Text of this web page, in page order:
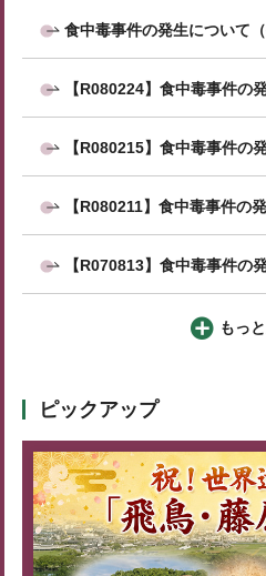
食中毒事件の発生について
【R080224】食中毒事件の
【R080215】食中毒事件の
【R080211】食中毒事件の
【R070813】食中毒事件の
もっ
ピックアップ